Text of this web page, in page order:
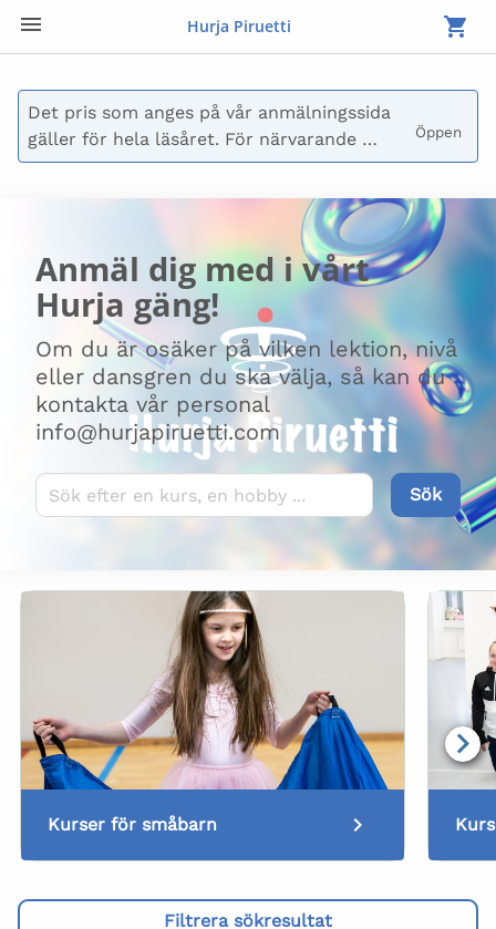
Hurja Piruetti
Det pris som anges på vår anmälningssida
gäller för hela läsåret. För närvarande
betalas endast avgiften för höstterminen.
Du kan också välja att inte betala vid
anmälan, då skickar vi en faktura till dig.
Fakturan kan även delas upp i flera
delbetalningar. Kontakta oss på
laskutus@hurjapiruetti.com för frågor om
betalning.
Anmäl dig med i vårt
Hurja gäng!
Om du är osäker på vilken lektion, nivå
eller dansgren du ska välja, så kan du
kontakta vår personal
info@hurjapiruetti.com
Sök kurser Sök
Kurser för småbarn
Filtrera sökresultat